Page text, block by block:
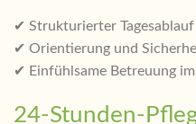
✔ Strukturierter Tagesablauf
✔ Orientierung und
✔ Einfühlsame Betreuung
24-Stunden-